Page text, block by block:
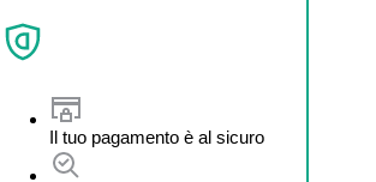
Il tuo pagamento è al sicuro